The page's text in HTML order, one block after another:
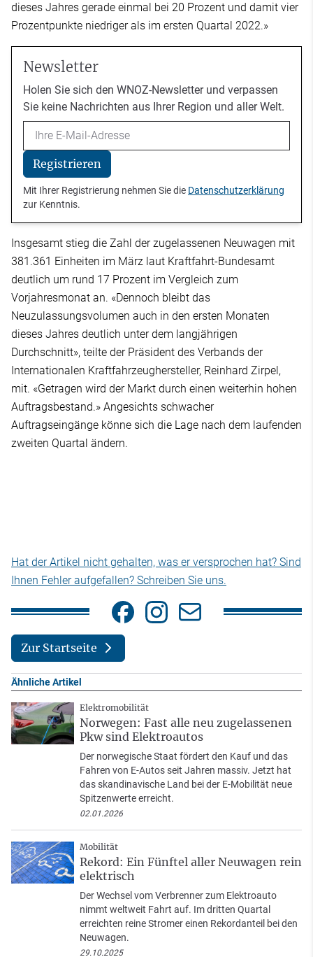
dieses Jahres gerade einmal bei 20 Prozent und damit vier
Prozentpunkte niedriger als im ersten Quartal 2022.»
Newsletter
Holen Sie sich den WNOZ-Newsletter und verpassen
Sie keine Nachrichten aus Ihrer Region und aller Welt.
Email
Registrieren
Mit Ihrer Registrierung nehmen Sie die Datenschutzerklärung
zur Kenntnis.
Insgesamt stieg die Zahl der zugelassenen Neuwagen mit
381.361 Einheiten im März laut Kraftfahrt-Bundesamt
deutlich um rund 17 Prozent im Vergleich zum
Vorjahresmonat an. «Dennoch bleibt das
Neuzulassungsvolumen auch in den ersten Monaten
dieses Jahres deutlich unter dem langjährigen
Durchschnitt», teilte der Präsident des Verbands der
Internationalen Kraftfahrzeughersteller, Reinhard Zirpel,
mit. «Getragen wird der Markt durch einen weiterhin hohen
Auftragsbestand.» Angesichts schwacher
Auftragseingänge könne sich die Lage nach dem laufenden
zweiten Quartal ändern.
Hat der Artikel nicht gehalten, was er versprochen hat? Sind
Ihnen Fehler aufgefallen? Schreiben Sie uns.
Zur Startseite
Ähnliche Artikel
Elektromobilität
Norwegen: Fast alle neu zugelassenen
Pkw sind Elektroautos
Der norwegische Staat fördert den Kauf und das
Fahren von E-Autos seit Jahren massiv. Jetzt hat
das skandinavische Land bei der E-Mobilität neue
Spitzenwerte erreicht.
02.01.2026
Mobilität
Rekord: Ein Fünftel aller Neuwagen rein
elektrisch
Der Wechsel vom Verbrenner zum Elektroauto
nimmt weltweit Fahrt auf. Im dritten Quartal
erreichten reine Stromer einen Rekordanteil bei den
Neuwagen.
29.10.2025